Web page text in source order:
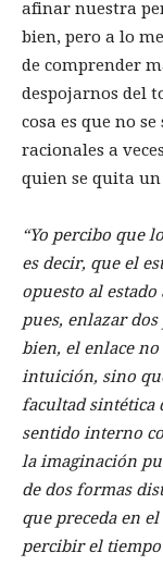
afinar nuestra
bien, pero a lo
de comprender
despojarnos del
cosa es que no
racionales a
quien se quita
“Yo percibo que
es decir, que el
opuesto al
pues, enlazar
bien, el enlace
intuición, sino
facultad sintética
sentido interno
la imaginación
de dos formas
que preceda en
percibir el